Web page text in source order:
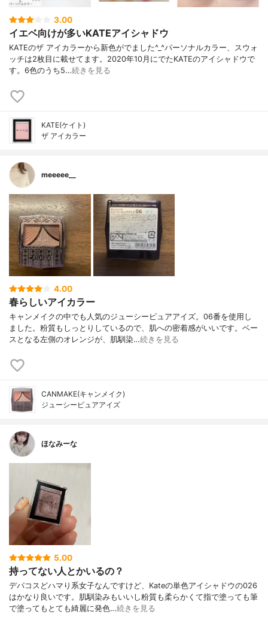
3.00
イエベ向けが多いKATEアイシャドウ
KATEのザ アイカラーから新色がでました^_^パーソナルカラー、スウォ
ッチは2枚目に載せてます。2020年10月にでたKATEのアイシャドウで
す。6色のうち5…続きを見る
KATE(ケイト)
ザ アイカラー
meeeee__
4.00
春らしいアイカラー
キャンメイクの中でも人気のジューシーピュアアイズ。06番を使用し
ました。粉質もしっとりしているので、肌への密着感がいいです。ベー
スとなる左側のオレンジが、肌馴染…続きを見る
CANMAKE(キャンメイク)
ジューシーピュアアイズ
ほなみーな
5.00
持ってない人とかいるの？
デパコスどハマり系女子なんですけど、Kateの単色アイシャドウの026
はかなり良いです。肌馴染みもいいし粉質も柔らかくて指で塗っても筆
で塗ってもとても綺麗に発色…続きを見る